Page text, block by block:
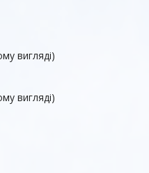
вигляді)
вигляді)